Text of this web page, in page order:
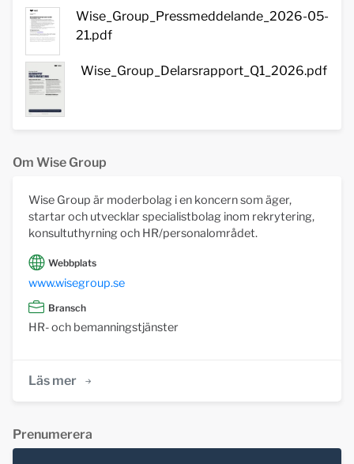
Wise_Group_Pressmeddelande_2026-05-
21.pdf
Wise_Group_Delarsrapport_Q1_2026.pdf
Om Wise Group
Wise Group är moderbolag i en koncern som äger,
startar och utvecklar specialistbolag inom rekrytering,
konsultuthyrning och HR/personalområdet.
Webbplats
www.wisegroup.se
Bransch
HR- och bemanningstjänster
Läs mer
Prenumerera